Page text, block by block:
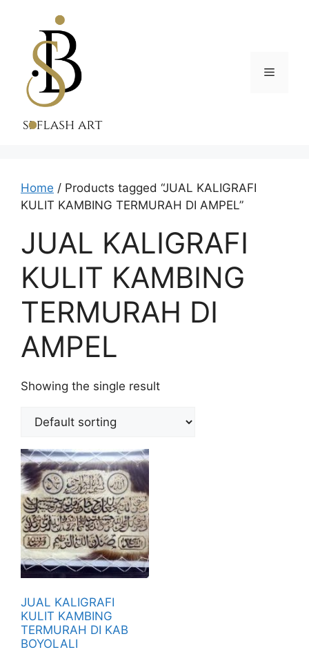
content
Menu
Home / Products tagged “JUAL KALIGRAFI
KULIT KAMBING TERMURAH DI AMPEL”
JUAL KALIGRAFI
KULIT KAMBING
TERMURAH DI
AMPEL
Showing the single result
JUAL KALIGRAFI
KULIT KAMBING
TERMURAH DI KAB
BOYOLALI